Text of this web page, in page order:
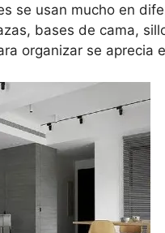
se usan mucho en
bases de cama,
organizar se aprecia